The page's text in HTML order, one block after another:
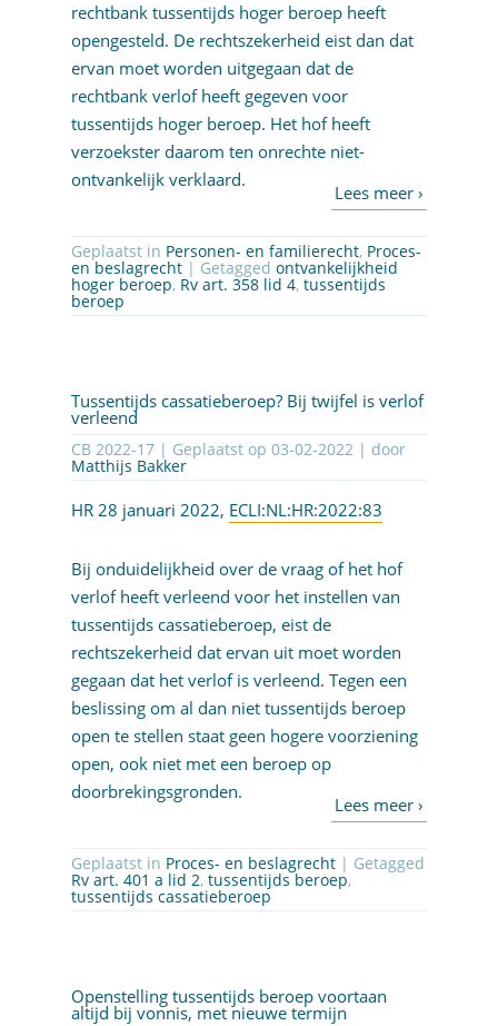
rechtbank tussentijds hoger beroep heeft
opengesteld. De rechtszekerheid eist dan dat
ervan moet worden uitgegaan dat de
rechtbank verlof heeft gegeven voor
tussentijds hoger beroep. Het hof heeft
verzoekster daarom ten onrechte niet-
ontvankelijk verklaard.
Geplaatst in Personen- en familierecht, Proces-
en beslagrecht | Getagged ontvankelijkheid
hoger beroep, Rv art. 358 lid 4, tussentijds
beroep
Tussentijds cassatieberoep? Bij twijfel is verlof
verleend
CB 2022-17 | Geplaatst op 03-02-2022| door
Matthijs Bakker
HR 28 januari 2022, ECLI:NL:HR:2022:83
Bij onduidelijkheid over de vraag of het hof
verlof heeft verleend voor het instellen van
tussentijds cassatieberoep, eist de
rechtszekerheid dat ervan uit moet worden
gegaan dat het verlof is verleend. Tegen een
beslissing om al dan niet tussentijds beroep
open te stellen staat geen hogere voorziening
open, ook niet met een beroep op
doorbrekingsgronden.
Geplaatst in Proces- en beslagrecht | Getagged
Rv art. 401 a lid 2, tussentijds beroep,
tussentijds cassatieberoep
Openstelling tussentijds beroep voortaan
altijd bij vonnis, met nieuwe termijn